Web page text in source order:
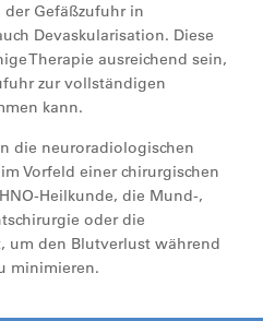
der Gefäßzufuhr in
Devaskularisation. Diese
Therapie ausreichend sein,
zur vollständigen
kann.
die neuroradiologischen
Vorfeld einer chirurgischen
Heilkunde, die Mund-,
oder die
um den Blutverlust während
minimieren.